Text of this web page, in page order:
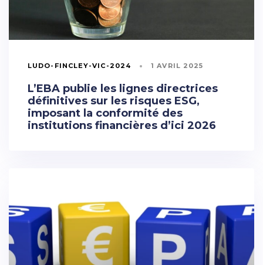
LUDO-FINCLEY-VIC-2024 1 AVRIL 2025
L’EBA publie les lignes directrices
définitives sur les risques ESG,
imposant la conformité des
institutions financières d’ici 2026